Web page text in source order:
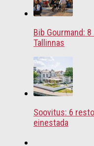
Bib Gourmand:
Tallinnas
Soovitus: 6
einestada